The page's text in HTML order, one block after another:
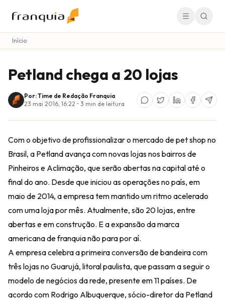
Início
Petland chega a 20 lojas
Por: Time de Redação Franquia
23 mai 2016, 16:22 • 3 min de leitura
Com o objetivo de profissionalizar o mercado de pet shop no
Brasil, a Petland avança com novas lojas nos bairros de
Pinheiros e Aclimação, que serão abertas na capital até o
final do ano. Desde que iniciou as operações no país, em
maio de 2014, a empresa tem mantido um ritmo acelerado
com uma loja por mês. Atualmente, são 20 lojas, entre
abertas e em construção. E a expansão da marca
americana de franquia não para por aí.
A empresa celebra a primeira conversão de bandeira com
três lojas no Guarujá, litoral paulista, que passam a seguir o
modelo de negócios da rede, presente em 11 países. De
acordo com Rodrigo Albuquerque, sócio-diretor da Petland